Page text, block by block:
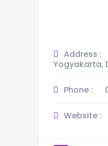
Address :
Yogyakarta,
Phone :
Website :